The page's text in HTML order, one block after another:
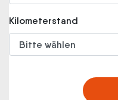
Kilometerstand